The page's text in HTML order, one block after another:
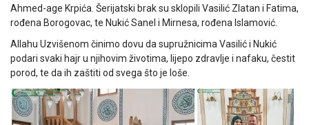
Ahmed-age Krpića. Šerijatski brak su sklopili Vasilić Zlatan i Fatima,
rođena Borogovac, te Nukić Sanel i Mirnesa, rođena Islamović.
Allahu Uzvišenom činimo dovu da supružnicima Vasilić i Nukić
podari svaki hajr u njihovim životima, lijepo zdravlje i nafaku, čestit
porod, te da ih zaštiti od svega što je loše.